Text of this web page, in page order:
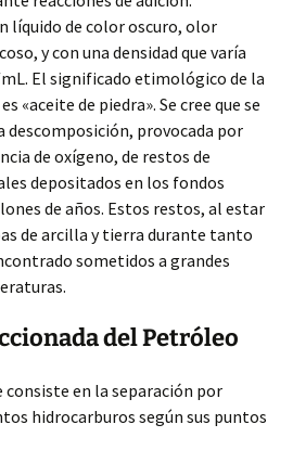
líquido de color oscuro, olor
y con una densidad que varía
El significado etimológico de la
«aceite de piedra». Se cree que se
descomposición, provocada por
de oxígeno, de restos de
depositados en los fondos
de años. Estos restos, al estar
de arcilla y tierra durante tanto
sometidos a grandes
del Petróleo
consiste en la separación por
hidrocarburos según sus puntos